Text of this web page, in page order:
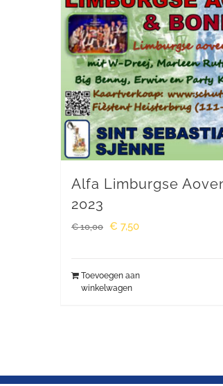
Alfa Limburgse
2023
€10,00 Oorspronkelijke
was:
€ 10,00.
€ 7,50Huidige
is:
Toevoegen aan
winkelwagen